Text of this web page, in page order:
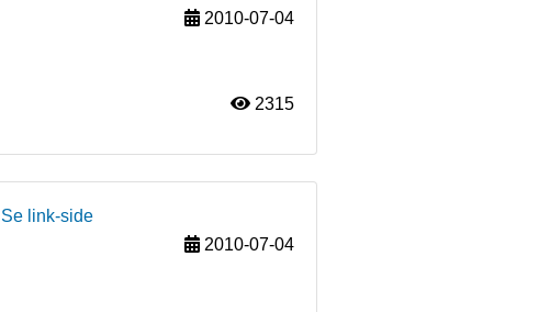
2010-07-04
2315
Se link-side
2010-07-04